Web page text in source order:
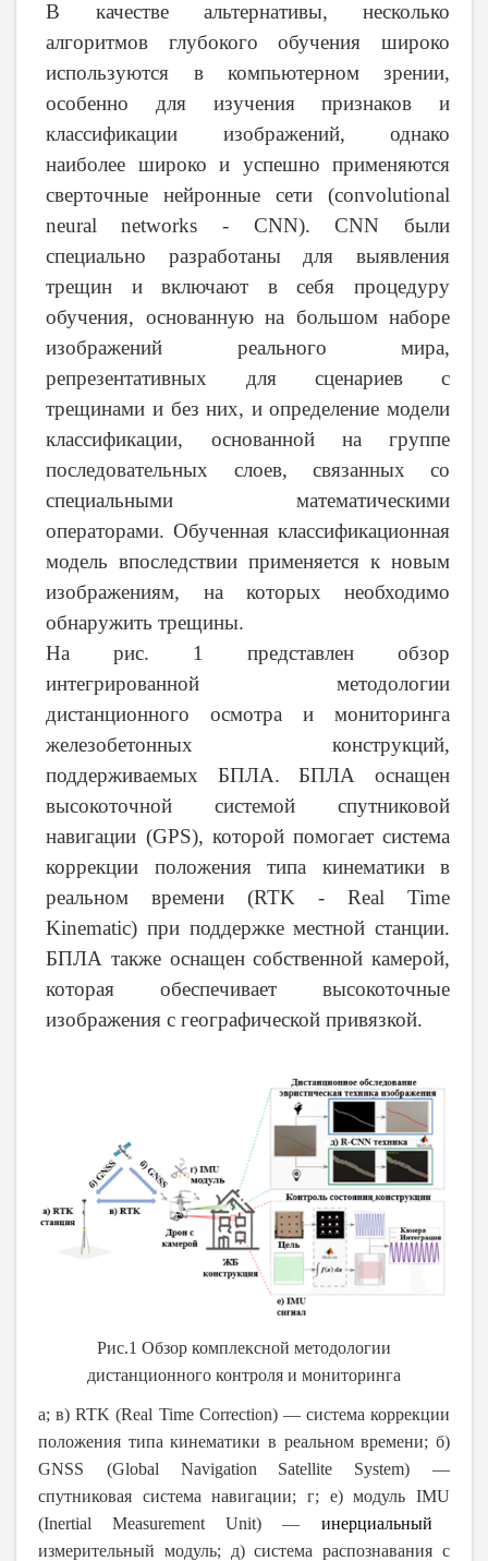
В качестве альтернативы, несколько
алгоритмов глубокого обучения широко
используются в компьютерном зрении,
особенно для изучения признаков и
классификации изображений, однако
наиболее широко и успешно применяются
сверточные нейронные сети (convolutional
neural
networks - CNN). CNN были
специально разработаны для выявления
трещин и включают в себя процедуру
обучения, основанную на большом наборе
изображений реального мира,
репрезентативных для сценариев с
трещинами и без них, и определение модели
классификации, основанной на группе
последовательных слоев, связанных со
специальными математическими
операторами. Обученная классификационная
модель впоследствии применяется к новым
изображениям, на которых необходимо
обнаружить трещины.
На рис. 1 представлен обзор
интегрированной методологии
дистанционного осмотра и мониторинга
железобетонных конструкций,
поддерживаемых БПЛА. БПЛА оснащен
высокоточной системой спутниковой
навигации (GPS), которой помогает система
коррекции положения типа кинематики в
реальном времени (RTK - Real Time
Kinematic) при поддержке местной станции.
БПЛА также оснащен собственной камерой,
которая обеспечивает высокоточные
изображения с географической привязкой.
Рис.1 Обзор комплексной методологии
дистанционного контроля и мониторинга
а; в) RTK (Real Time Correction) — система коррекции
положения типа кинематики в реальном времени; б)
GNSS (Global Navigation Satellite System) —
спутниковая система навигации; г; е) модуль IMU
(Inertial Measurement Unit) —инерциальный
измерительный модуль; д) система распознавания с